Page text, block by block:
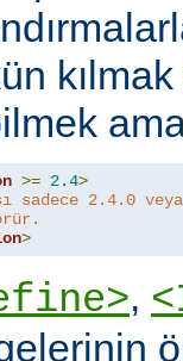
>= 2.4>
sadece 2.4.0
>
,